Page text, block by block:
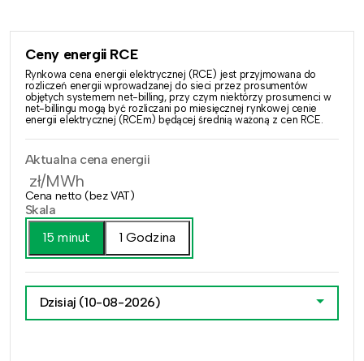
Ceny energii RCE
Rynkowa cena energii elektrycznej (RCE) jest przyjmowana do
rozliczeń energii wprowadzanej do sieci przez prosumentów
objętych systemem net-billing, przy czym niektórzy prosumenci w
net-billingu mogą być rozliczani po miesięcznej rynkowej cenie
energii elektrycznej (RCEm) będącej średnią ważoną z cen RCE.
Aktualna cena energii
zł/MWh
Cena netto (bez VAT)
Skala
15 minut
1 Godzina
Dzisiaj (10-08-2026)